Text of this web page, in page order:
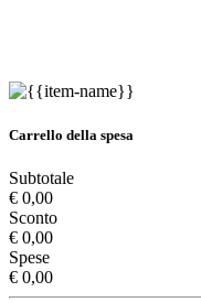
Carrello della spesa
Subtotale
€ 0,00
Sconto
€ 0,00
Spese
€ 0,00